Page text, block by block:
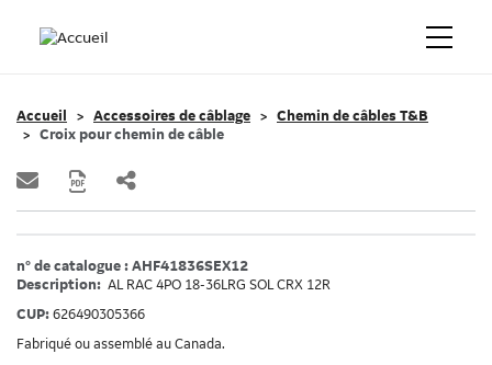
Accueil Accessoires de câblage
Chemin de câbles T&B
Croix pour chemin de câble
n° de catalogue : AHF41836SEX12
Description: AL RAC 4PO 18-36LRG SOL CRX 12R
CUP: 626490305366
Fabriqué ou assemblé au Canada.